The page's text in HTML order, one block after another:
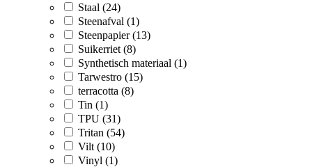
Staal (24)
Steenafval (1)
Steenpapier (13)
Suikerriet (8)
Synthetisch materiaal (1)
Tarwestro (15)
terracotta (8)
Tin (1)
TPU (31)
Tritan (54)
Vilt (10)
Vinyl (1)